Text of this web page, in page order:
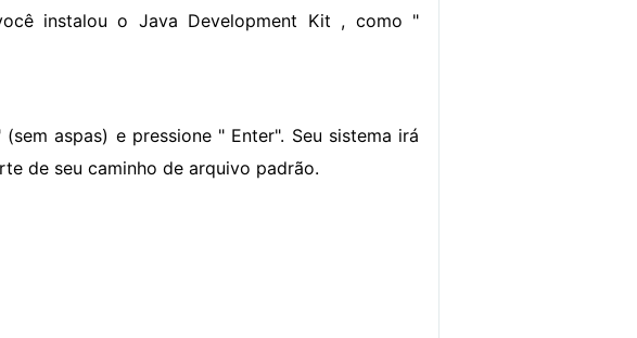
instalou o Java Development Kit , como "
aspas) e pressione " Enter". Seu sistema irá
de seu caminho de arquivo padrão.